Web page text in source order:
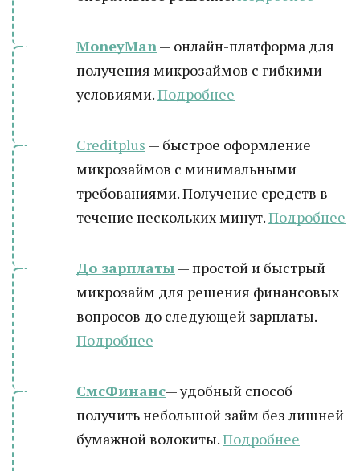
MoneyMan— онлайн-платформа для
получения микрозаймов с гибкими
условиями.Подробнее
Creditplus — быстрое оформление
микрозаймов с минимальными
требованиями. Получение средств в
течение нескольких минут.Подробнее
До зарплаты — простой и быстрый
микрозайм для решения финансовых
вопросов до следующей зарплаты.
Подробнее
СмсФинанс— удобный способ
получить небольшой займ без лишней
бумажной волокиты.Подробнее